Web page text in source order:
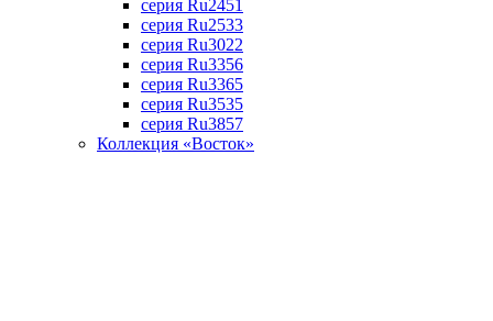
серия Ru2451
серия Ru2533
серия Ru3022
серия Ru3356
серия Ru3365
серия Ru3535
серия Ru3857
Коллекция «Восток»